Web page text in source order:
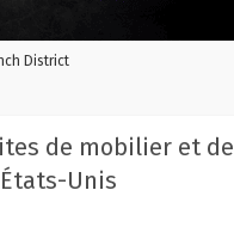
District
de mobilier et de
Unis